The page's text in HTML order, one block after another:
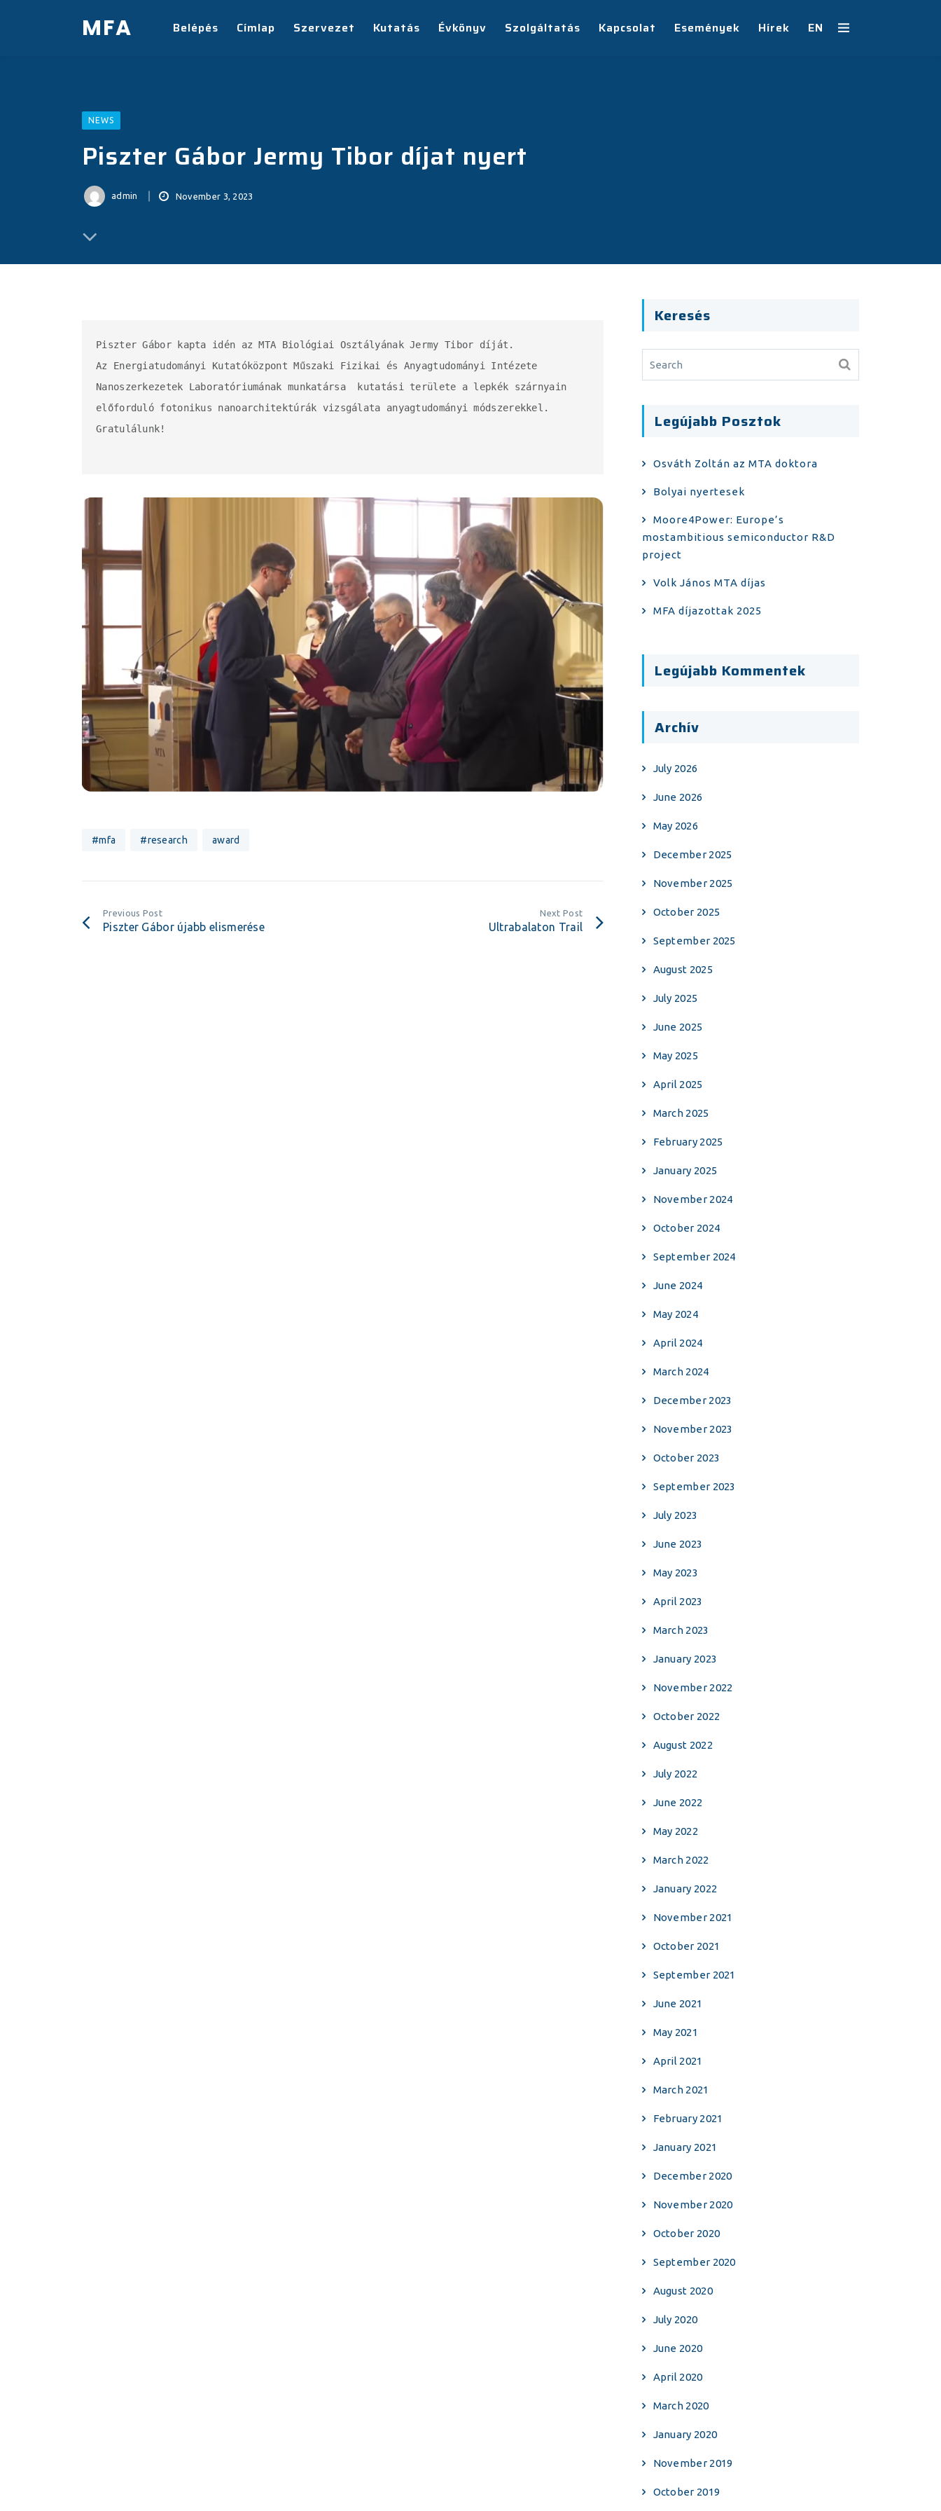
MFA Belépés Címlap Szervezet Kutatás Évkönyv Szolgáltatás Kapcsolat Események Hírek EN
NEWS
Piszter Gábor Jermy Tibor díjat nyert
admin November 3, 2023
Piszter Gábor kapta idén az MTA Biológiai Osztályának Jermy Tibor díját.
Az Energiatudományi Kutatóközpont Műszaki Fizikai és Anyagtudományi Intézete
Nanoszerkezetek Laboratóriumának munkatársa  kutatási területe a lepkék szárnyain
előforduló fotonikus nanoarchitektúrák vizsgálata anyagtudományi módszerekkel.
Gratulálunk!
#mfa #research award
Previous Post
Piszter Gábor újabb elismerése
Next Post
Ultrabalaton Trail
Keresés
Legújabb Posztok
Osváth Zoltán az MTA doktora
Bolyai nyertesek
Moore4Power: Europe’s
mostambitious semiconductor R&D
project
Volk János MTA díjas
MFA díjazottak 2025
Legújabb Kommentek
Archív
July 2026
June 2026
May 2026
December 2025
November 2025
October 2025
September 2025
August 2025
July 2025
June 2025
May 2025
April 2025
March 2025
February 2025
January 2025
November 2024
October 2024
September 2024
June 2024
May 2024
April 2024
March 2024
December 2023
November 2023
October 2023
September 2023
July 2023
June 2023
May 2023
April 2023
March 2023
January 2023
November 2022
October 2022
August 2022
July 2022
June 2022
May 2022
March 2022
January 2022
November 2021
October 2021
September 2021
June 2021
May 2021
April 2021
March 2021
February 2021
January 2021
December 2020
November 2020
October 2020
September 2020
August 2020
July 2020
June 2020
April 2020
March 2020
January 2020
November 2019
October 2019